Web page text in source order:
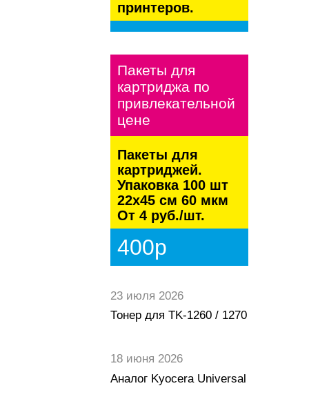
kaspersky
принтеров.
Пакеты для
картриджа по
привлекательной
цене
Пакеты для
картриджей.
Упаковка 100 шт
22х45 см 60 мкм
От 4 руб./шт.
400р
23 июля 2026
Тонер для TK-1260 / 1270
18 июня 2026
Аналог Kyocera Universal